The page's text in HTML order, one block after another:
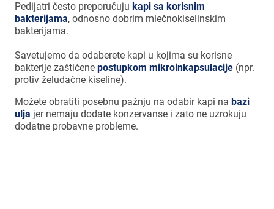
Pedijatri često preporučuju kapi sa korisnim
bakterijama, odnosno dobrim mlečnokiselinskim
bakterijama.
Savetujemo da odaberete kapi u kojima su korisne
bakterije zaštićene postupkom mikroinkapsulacije(npr.
protiv želudačne kiseline).
Možete obratiti posebnu pažnju na odabir kapi na bazi
ulja jer nemaju dodate konzervanse i zato ne uzrokuju
dodatne probavne probleme.